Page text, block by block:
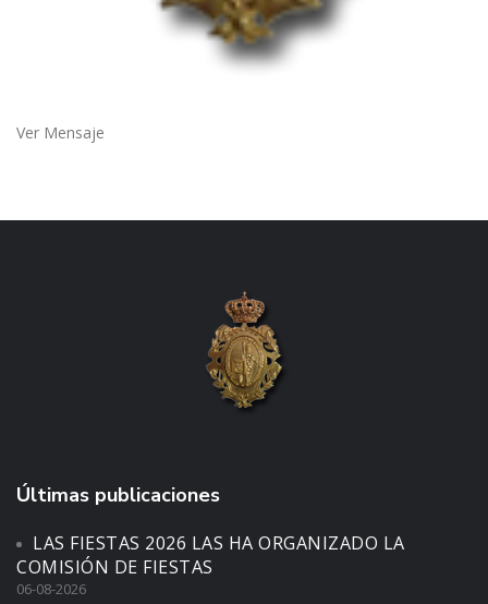
Ver Mensaje
Últimas publicaciones
LAS FIESTAS 2026 LAS HA ORGANIZADO LA
COMISIÓN DE FIESTAS
06-08-2026